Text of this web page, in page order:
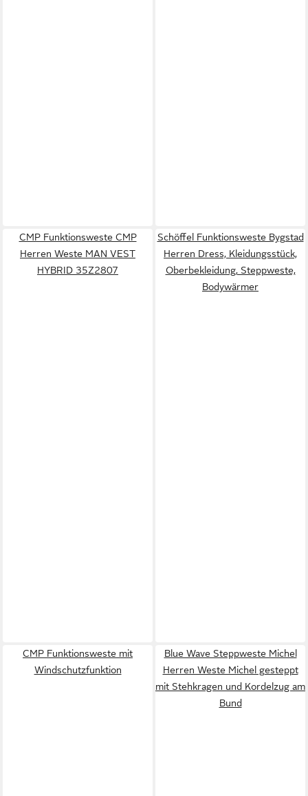
CMP Funktionsweste CMP
Herren Weste MAN VEST
HYBRID 35Z2807
Schöffel Funktionsweste Bygstad
Herren Dress, Kleidungsstück,
Oberbekleidung, Steppweste,
Bodywärmer
CMP Funktionsweste mit
Windschutzfunktion
Blue Wave Steppweste Michel
Herren Weste Michel gesteppt
mit Stehkragen und Kordelzug am
Bund